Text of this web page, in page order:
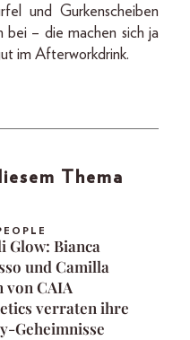
und Gurkenscheiben
bei – die machen sich ja
im Afterworkdrink.
Thema
Glow: Bianca
und Camilla
von CAIA
verraten ihre
Geheimnisse